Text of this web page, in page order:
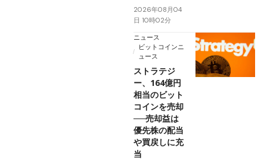
2026年08月04
日 10時02分
ニュース
ビットコインニ
ュース
ストラテジ
ー、164億円
相当のビット
コインを売却
──売却益は
優先株の配当
や買戻しに充
当